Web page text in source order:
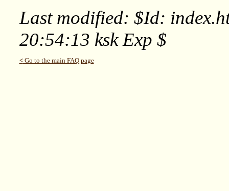
Last modified: $Id:
20:54:13 ksk Exp $
<Go to the main FAQ page